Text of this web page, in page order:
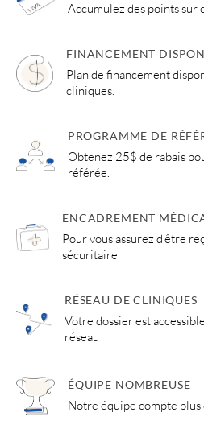
Accumulez des points sur
FINANCEMENT
Plan de financement
cliniques.
PROGRAMME DE
Obtenez 25$ de rabais
référée.
ENCADREMENT
Pour vous assurez d'être
sécuritaire
RÉSEAU DE CLINIQUES
Votre dossier est
réseau
ÉQUIPE NOMBREUSE
Notre équipe compte